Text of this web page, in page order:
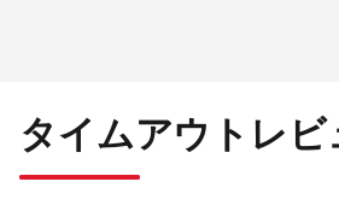
タイムアウトレビ